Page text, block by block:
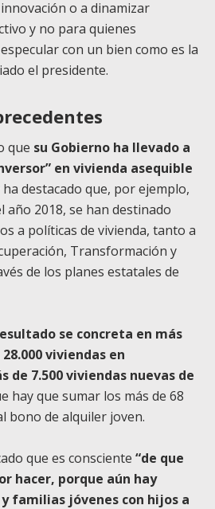
o a dinamizar
y no para quienes
con un bien como es la
el presidente.
que su Gobierno ha llevado a
en vivienda asequible
ha destacado que, por ejemplo,
año 2018, se han destinado
a políticas de vivienda, tanto a
Transformación y
de los planes estatales de
se concreta en más
viviendas en
de 7.500 viviendas nuevas de
hay que sumar los más de 68
bono de alquiler joven.
que es consciente “de que
hacer, porque aún hay
familias jóvenes con hijos a